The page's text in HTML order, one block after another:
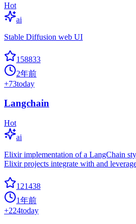
Hot
ai
Stable Diffusion web UI
158833
2年前
+73today
Langchain
Hot
ai
Elixir implementation of a LangChain
Elixir projects integrate with and
121438
1年前
+224today